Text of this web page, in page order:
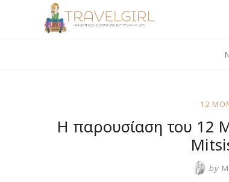
12
Η παρουσίαση του 12
by